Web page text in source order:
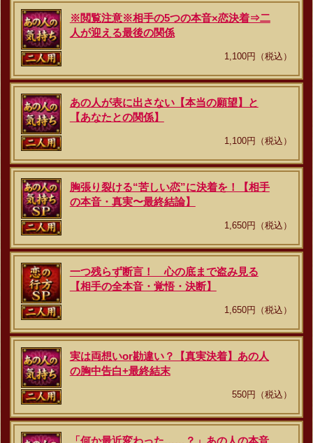
※閲覧注意※相手の5つの本音×恋決着⇒二
人が迎える最後の関係
1,100円（税込）
あの人が表に出さない【本当の願望】と
【あなたとの関係】
1,100円（税込）
胸張り裂ける“苦しい恋”に決着を！【相手
の本音・真実〜最終結論】
1,650円（税込）
一つ残らず断言！ 心の底まで盗み見る
【相手の全本音・覚悟・決断】
1,650円（税込）
実は両想いor勘違い？【真実決着】あの人
の胸中告白+最終結末
550円（税込）